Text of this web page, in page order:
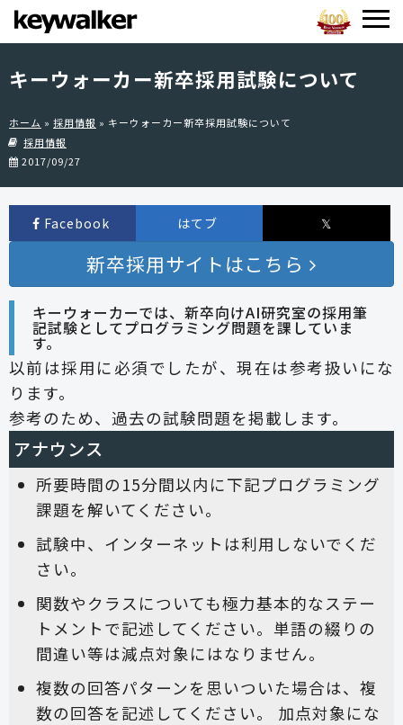
キーウォーカー新卒採用試験について
ホーム » 採用情報 » キーウォーカー新卒採用試験について
採用情報
2017/09/27
Facebook はてブ 𝕏
新卒採用サイトはこちら
キーウォーカーでは、新卒向けAI研究室の採用筆
記試験としてプログラミング問題を課していま
す。
以前は採用に必須でしたが、現在は参考扱いにな
ります。
参考のため、過去の試験問題を掲載します。
アナウンス
所要時間の15分間以内に下記プログラミング
課題を解いてください。
試験中、インターネットは利用しないでくだ
さい。
関数やクラスについても極力基本的なステー
トメントで記述してください。単語の綴りの
間違い等は減点対象にはなりません。
複数の回答パターンを思いついた場合は、複
数の回答を記述してください。 加点対象にな